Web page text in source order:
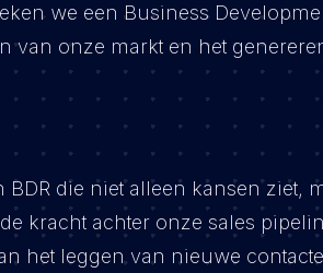
we een Business
van onze markt en het
die niet alleen kansen ziet,
kracht achter onze sales
het leggen van nieuwe